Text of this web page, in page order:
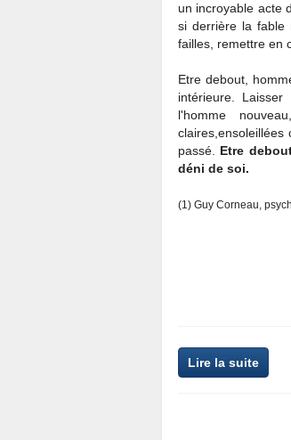
un incroyable acte
si derrière la fable
failles, remettre en
Etre debout,
intérieure.
l'homme
claires,ensoleillées
passé. Etre
déni de soi.
(1) Guy Corneau,
Lire la suite